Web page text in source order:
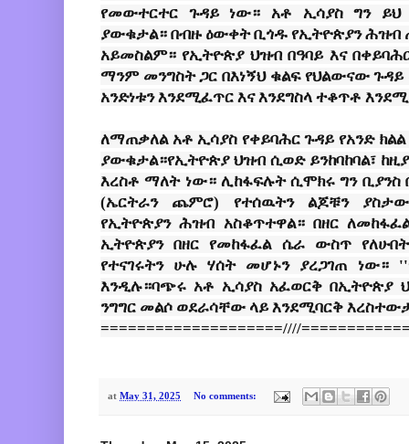
የመውተርተር ጉዳይ ነው። አቶ ኢሳያስ ግን ይህ
ያውቁታል። በብዙ ዕውቀት ቢጎዱ የኢትዮጵያን ሕዝብ
አይመስልም። የኢትዮጵያ ህዝብ በዓባይ እና
ማንም መንግስት ጋር በእነኝህ ቁልፍ የህልውናው
አንድነቱን እንደሚፈጥር እና እንደግስላ ተቆጥቶ
ለማጠቃለል አቶ ኢሳያስ የቀይባሕር ጉዳይ የአንድ
ያውቁታል።የኢትዮጵያ ህዝብ ሲወድ ይንከባከባል፣
እረስቶ ማለት ነው። ሊከፋፍሉት ሲሞክሩ ግን
(ኤርትራን ጨምሮ) የተሰዉትን ልጆቹን
የኢትዮጵያን ሕዝብ አስቆጥተዋል። በዘር
ኢትዮጵያን በዘር የመከፋፈል ሴራ ውስጥ
የተናገሩትን ሁሉ ሃሰት መሆኑን ያረጋገጠ
እንዲሉ።ባጭሩ አቶ ኢሳያስ አፈወርቅ በኢትዮጵያ
ንግግር መልሶ ወደራሳቸው ላይ እንደሚባርቅ
====================////
at May 31, 2025 No comments: